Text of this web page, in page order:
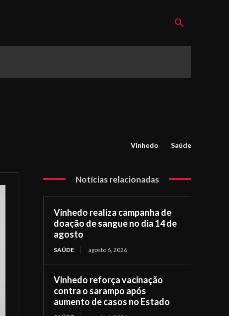
Vinhedo Saúde
Notícias relacionadas
Vinhedo realiza campanha de
doação de sangue no dia 14 de
agosto
SAÚDE agosto 6, 2026
Vinhedo reforça vacinação
contra o sarampo após
aumento de casos no Estado